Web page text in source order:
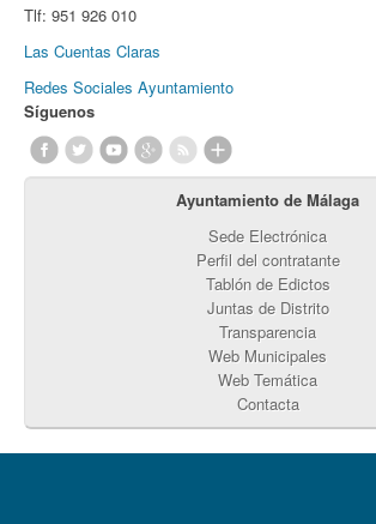
Tlf: 951 926 010
Las Cuentas Claras
Redes Sociales Ayuntamiento
Síguenos
Ayuntamiento de Málaga
Sede Electrónica
Perfil del contratante
Tablón de Edictos
Juntas de Distrito
Transparencia
Web Municipales
Web Temática
Contacta